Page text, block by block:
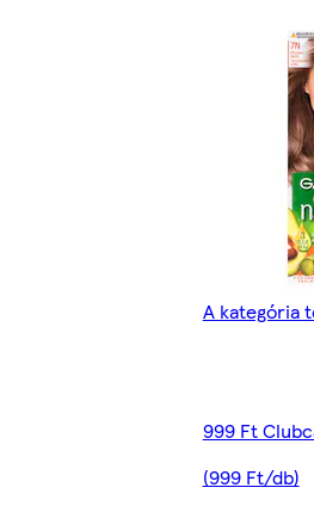
A kategória
999 Ft
(999 Ft/db)